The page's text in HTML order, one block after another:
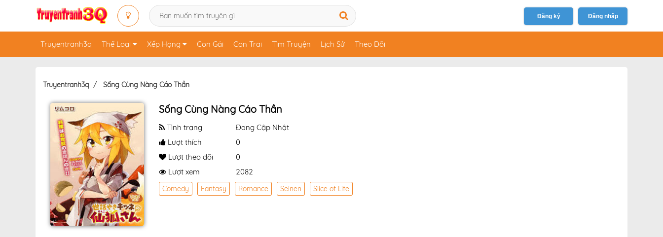
Đăng ký Đăng nhập
Truyentranh3q Thể Loại Xếp Hạng Con Gái Con Trai Tìm Truyện Lịch Sử Theo Dõi
Truyentranh3q Sống Cùng Nàng Cáo Thần
Sống Cùng Nàng Cáo Thần
Tình trạng
Đang Cập Nhật
Lượt thích
0
Lượt theo dõi
0
Lượt xem
2082
Comedy Fantasy Romance Seinen Slice of Life